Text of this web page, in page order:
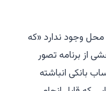
وجود ندارد «که
از برنامه تصور
بانکی انباشته